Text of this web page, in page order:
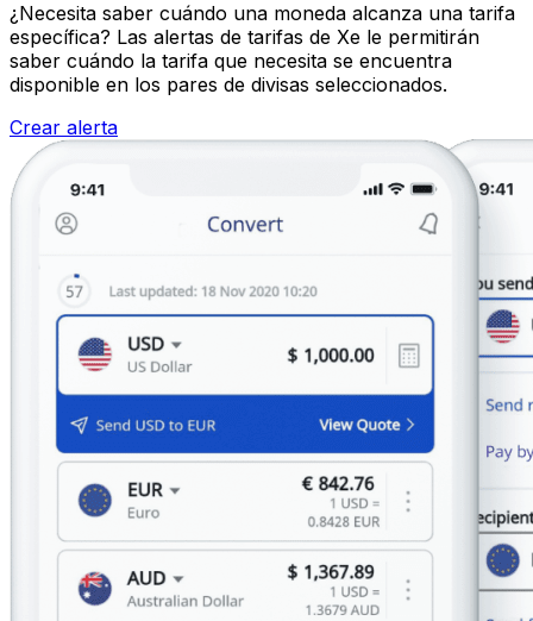
¿Necesita saber cuándo una moneda alcanza una tarifa
específica? Las alertas de tarifas de Xe le permitirán
saber cuándo la tarifa que necesita se encuentra
disponible en los pares de divisas seleccionados.
Crear alerta